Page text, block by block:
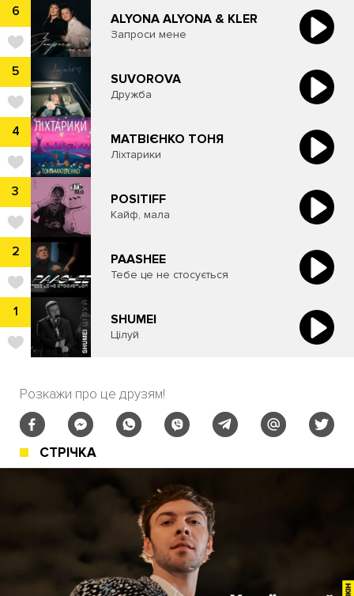
6 ALYONA ALYONA & KLER
Запроси мене
5 SUVOROVA
Дружба
4 МАТВІЄНКО ТОНЯ
Ліхтарики
3 POSITIFF
Кайф, мала
2 PAASHEE
Тебе це не стосується
1 SHUMEI
Цілуй
Розкажи про це друзям!
СТРІЧКА